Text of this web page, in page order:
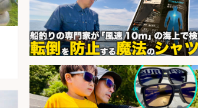
会社名 株式会社コムライン
sponsored by 求人ボックス
和食, 日本料理・懐石料理/店長・店
長候補/旬と手作りにこだわる!さか
なの価値を上げ、地域を元気に!店長
候補募集